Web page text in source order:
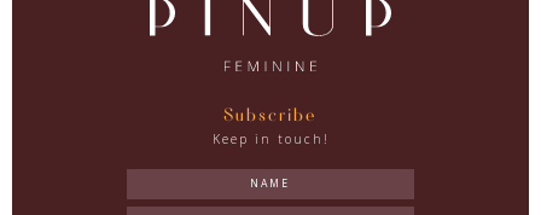
Subscribe
Keep in touch!